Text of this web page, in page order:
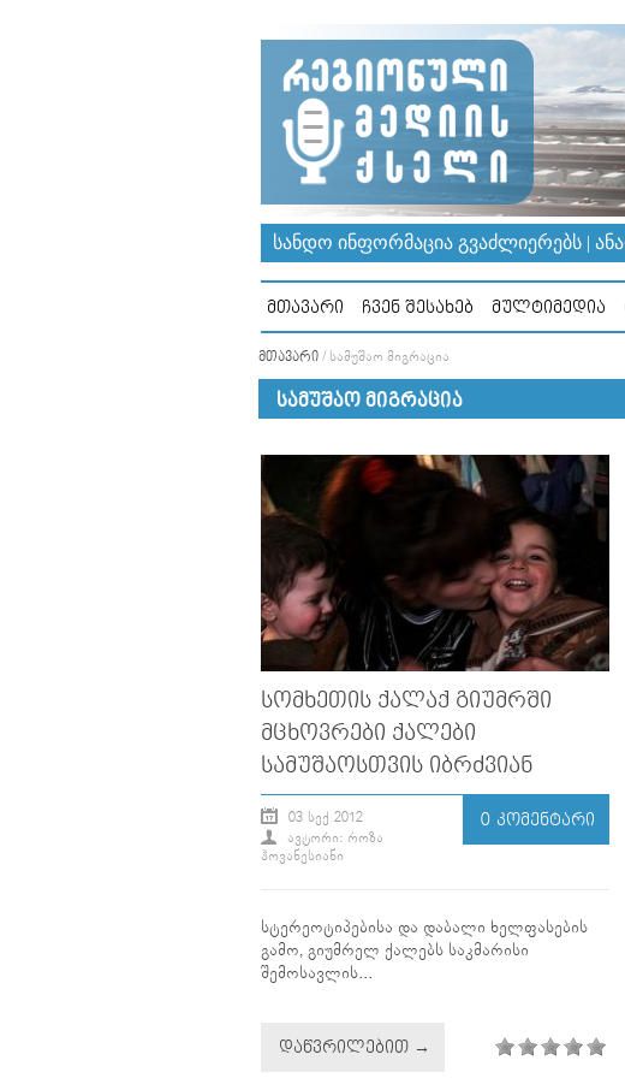
ᲡᲐᲜᲓᲝ ᲘᲜᲤᲝᲠᲛᲐᲪᲘᲐ ᲒᲕᲐᲫᲚᲘᲔᲠᲔᲑᲡ |
ᲛᲗᲐᲕᲐᲠᲘ ᲩᲕᲔᲜ ᲨᲔᲡᲐᲮᲔᲑ ᲛᲣᲚᲢᲘᲛᲔᲓᲘᲐ
ᲛᲗᲐᲕᲐᲠᲘ / ᲡᲐᲛᲣᲨᲐᲝ ᲛᲘᲒᲠᲐᲪᲘᲐ
ᲡᲐᲛᲣᲨᲐᲝ ᲛᲘᲒᲠᲐᲪᲘᲐ
ᲡᲝᲛᲮᲔᲗᲘᲡ ᲥᲐᲚᲐᲥ ᲒᲘᲣᲛᲠᲨᲘ
ᲛᲪᲮᲝᲕᲠᲔᲑᲘ ᲥᲐᲚᲔᲑᲘ
ᲡᲐᲛᲣᲨᲐᲝᲡᲗᲕᲘᲡ ᲘᲑᲠᲫᲕᲘᲐᲜ
03 ᲡᲔᲥ 2012
ᲐᲕᲢᲝᲠᲘ: ᲠᲝᲖᲐ
ᲰᲝᲕᲐᲜᲔᲡᲘᲐᲜᲘ
0 ᲙᲝᲛᲔᲜᲢᲐᲠᲘ
სტერეოტიპებისა და დაბალი ხელფასების
გამო, გიუმრელ ქალებს საკმარისი
შემოსავლის...
ᲓᲐᲬᲕᲠᲘᲚᲔᲑᲘᲗ →